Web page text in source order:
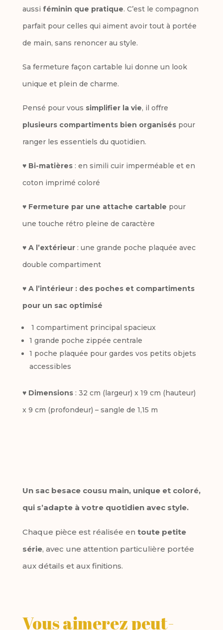
n
a
aussi féminin que pratique. C’est le compagnon
parfait pour celles qui aiment avoir tout à portée
de main, sans renoncer au style.
Sa fermeture façon cartable lui donne un look
unique et plein de charme.
Pensé pour vous simplifier la vie, il offre
plusieurs compartiments bien organiséspour
ranger les essentiels du quotidien.
♥ Bi-matières: en simili cuir imperméable et en
coton imprimé coloré
♥ Fermeture par une attache cartable pour
une touche rétro pleine de caractère
♥ A l’extérieur: une grande poche plaquée avec
double compartiment
♥ A l’intérieur : des poches et compartiments
pour un sac optimisé
1 compartiment principal spacieux
1 grande poche zippée centrale
1 poche plaquée pour gardes vos petits objets
accessibles
♥ Dimensions: 32 cm (largeur) x 19 cm (hauteur)
x 9 cm (profondeur) – sangle de 1,15 m
Un sac besace cousu main, unique et coloré,
qui s’adapte à votre quotidien avec style.
Chaque pièce est réalisée en toute petite
série, avec une attention particulière portée
aux détails et aux finitions.
Vous aimerez peut-